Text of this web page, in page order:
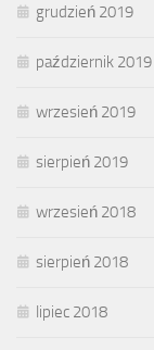
grudzień 2019
październik 2019
wrzesień 2019
sierpień 2019
wrzesień 2018
sierpień 2018
lipiec 2018